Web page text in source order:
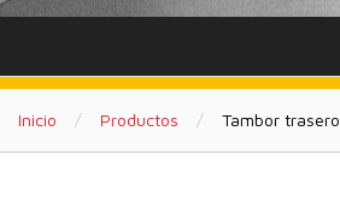
Inicio Productos Tambor trasero